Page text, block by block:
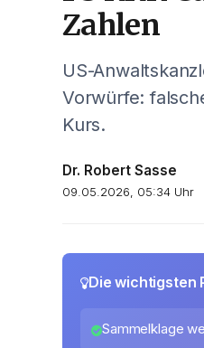
Zahlen
US-
Vorwürfe:
Kurs.
Dr. Robert Sasse
09.05.2026, 05:34 Uhr
Die wichtigsten
Sammelklage